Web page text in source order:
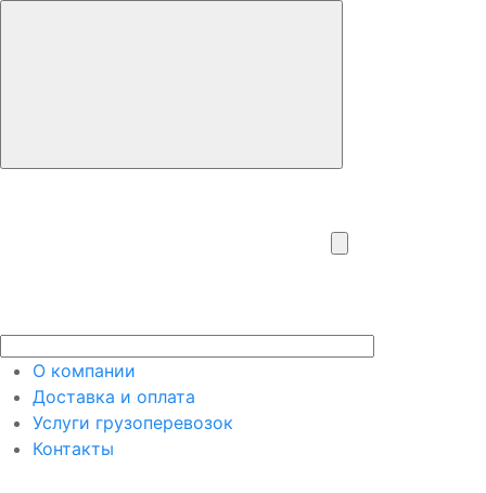
О компании
Доставка и оплата
Услуги грузоперевозок
Контакты